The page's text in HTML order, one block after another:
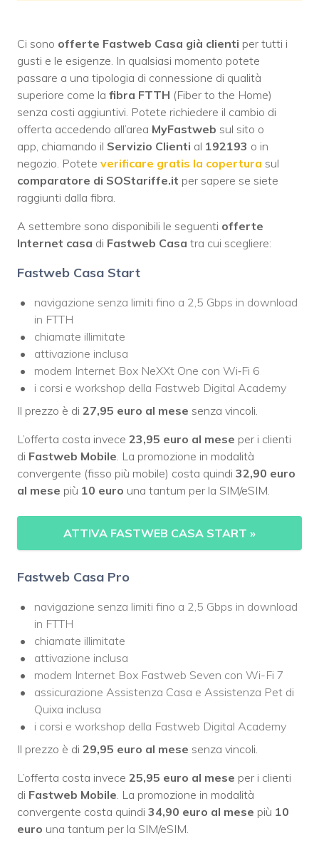
Ci sono offerte Fastweb Casa già clienti per tutti i
gusti e le esigenze. In qualsiasi momento potete
passare a una tipologia di connessione di qualità
superiore come la fibra FTTH (Fiber to the Home)
senza costi aggiuntivi. Potete richiedere il cambio di
offerta accedendo all’area MyFastweb sul sito o
app, chiamando il Servizio Clienti al 192193 o in
negozio. Potete verificare gratis la copertura sul
comparatore di SOStariffe.it per sapere se siete
raggiunti dalla fibra.
A settembre sono disponibili le seguenti offerte
Internet casa di Fastweb Casa tra cui scegliere:
Fastweb Casa Start
navigazione senza limiti fino a 2,5 Gbps in download
in FTTH
chiamate illimitate
attivazione inclusa
modem Internet Box NeXXt One con Wi‑Fi 6
i corsi e workshop della Fastweb Digital Academy
Il prezzo è di 27,95 euro al mese senza vincoli.
L’offerta costa invece 23,95 euro al mese per i clienti
di Fastweb Mobile. La promozione in modalità
convergente (fisso più mobile) costa quindi 32,90 euro
al mese più 10 euro una tantum per la SIM/eSIM.
ATTIVA FASTWEB CASA START »
Fastweb Casa Pro
navigazione senza limiti fino a 2,5 Gbps in download
in FTTH
chiamate illimitate
attivazione inclusa
modem Internet Box Fastweb Seven con Wi-Fi 7
assicurazione Assistenza Casa e Assistenza Pet di
Quixa inclusa
i corsi e workshop della Fastweb Digital Academy
Il prezzo è di 29,95 euro al mese senza vincoli.
L’offerta costa invece 25,95 euro al mese per i clienti
di Fastweb Mobile. La promozione in modalità
convergente costa quindi 34,90 euro al mese più 10
euro una tantum per la SIM/eSIM.